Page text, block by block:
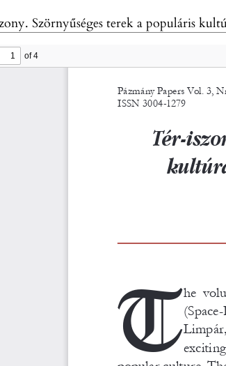
to Article Details
Szörnyűséges terek a populáris